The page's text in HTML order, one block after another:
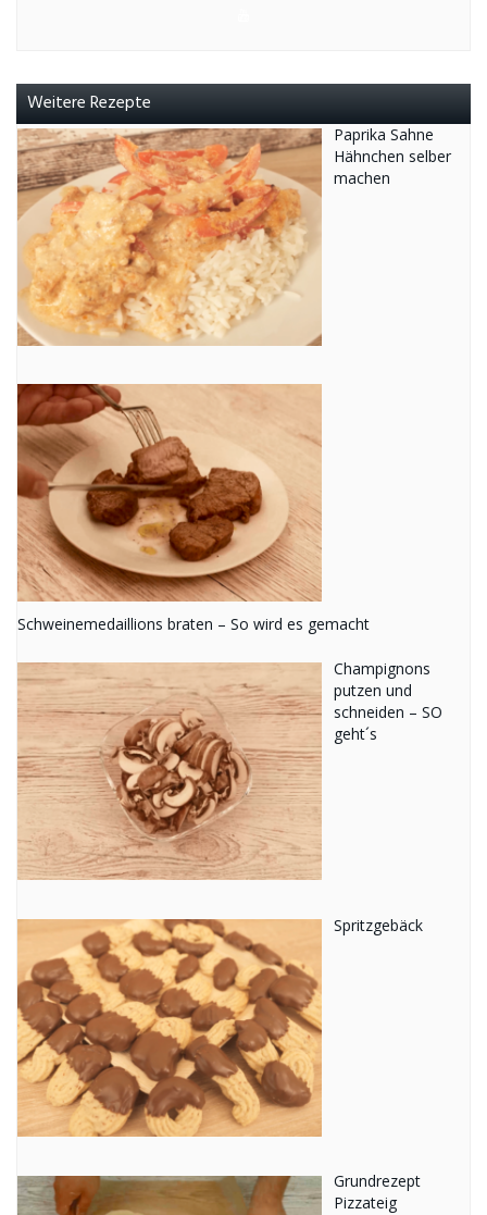
Weitere Rezepte
Paprika Sahne
Hähnchen selber
machen
Schweinemedaillions braten – So wird es gemacht
Champignons
putzen und
schneiden – SO
geht´s
Spritzgebäck
Grundrezept
Pizzateig